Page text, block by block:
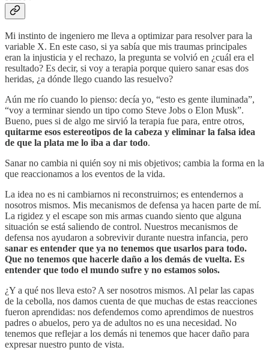
Mi instinto de ingeniero me lleva a optimizar para resolver para la
variable X. En este caso, si ya sabía que mis traumas principales
eran la injusticia y el rechazo, la pregunta se volvió en ¿cuál era el
resultado? Es decir, si voy a terapia porque quiero sanar esas dos
heridas, ¿a dónde llego cuando las resuelvo?
Aún me río cuando lo pienso: decía yo, “esto es gente iluminada”,
“voy a terminar siendo un tipo como Steve Jobs o Elon Musk”.
Bueno, pues si de algo me sirvió la terapia fue para, entre otros,
quitarme esos estereotipos de la cabeza y eliminar la falsa idea
de que la plata me lo iba a dar todo.
Sanar no cambia ni quién soy ni mis objetivos; cambia la forma en la
que reaccionamos a los eventos de la vida.
La idea no es ni cambiarnos ni reconstruirnos; es entendernos a
nosotros mismos. Mis mecanismos de defensa ya hacen parte de mí.
La rigidez y el escape son mis armas cuando siento que alguna
situación se está saliendo de control. Nuestros mecanismos de
defensa nos ayudaron a sobrevivir durante nuestra infancia, pero
sanar es entender que ya no tenemos que usarlos para todo.
Que no tenemos que hacerle daño a los demás de vuelta. Es
entender que todo el mundo sufre y no estamos solos.
¿Y a qué nos lleva esto? A ser nosotros mismos. Al pelar las capas
de la cebolla, nos damos cuenta de que muchas de estas reacciones
fueron aprendidas: nos defendemos como aprendimos de nuestros
padres o abuelos, pero ya de adultos no es una necesidad. No
tenemos que reflejar a los demás ni tenemos que hacer daño para
expresar nuestro punto de vista.